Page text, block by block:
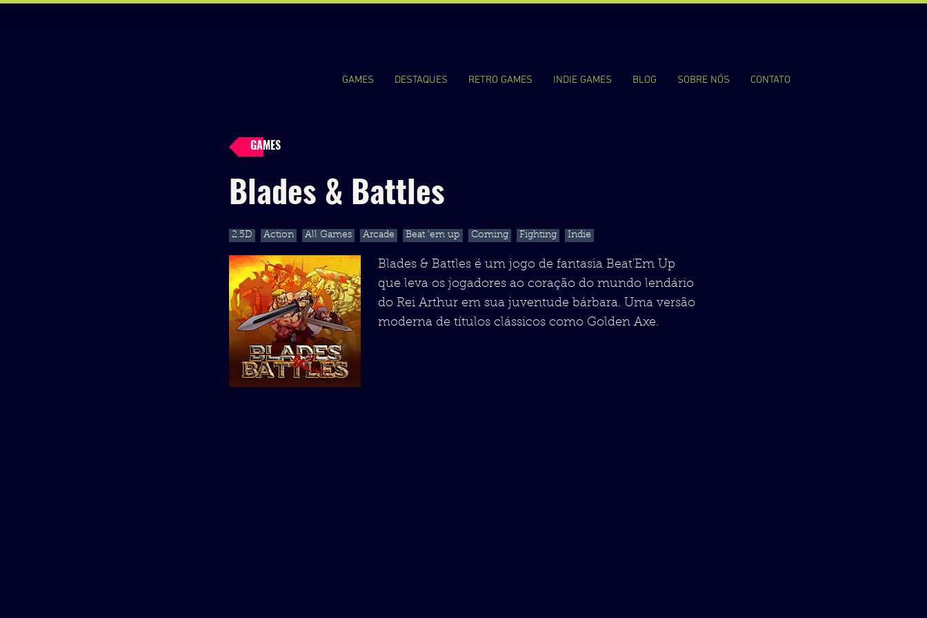
GAMES DESTAQUES RETRO GAMES INDIE GAMES BLOG SOBRE NÓS CONTATO
GAMES
Blades & Battles
2.5D Action All Games Arcade Beat 'em up Coming Fighting Indie
Blades & Battles é um jogo de fantasia Beat'Em Up
que leva os jogadores ao coração do mundo lendário
do Rei Arthur em sua juventude bárbara. Uma versão
moderna de títulos clássicos como Golden Axe.